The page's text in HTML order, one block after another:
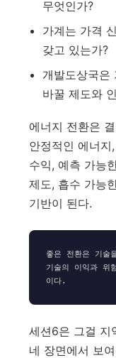
무엇인가?
가계는 가격
갖고 있는가?
개발도상국은
바꿀 제도와
에너지 전환은
안정적인 에너
수익, 예측 가능
제도, 흡수 가능
기반이 된다.
좋은 전환은 기술
기술의 이익과 위
세션6은 그걸 지
네 장면에서 보